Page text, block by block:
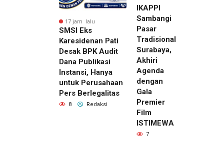
17 jam lalu
SMSI Eks
Karesidenan Pati
Desak BPK Audit
Dana Publikasi
Instansi, Hanya
untuk Perusahaan
Pers Berlegalitas
8 Redaksi
IKAPPI
Sambangi
Pasar
Tradisional
Surabaya,
Akhiri
Agenda
dengan
Gala
Premier
Film
ISTIMEWA
7